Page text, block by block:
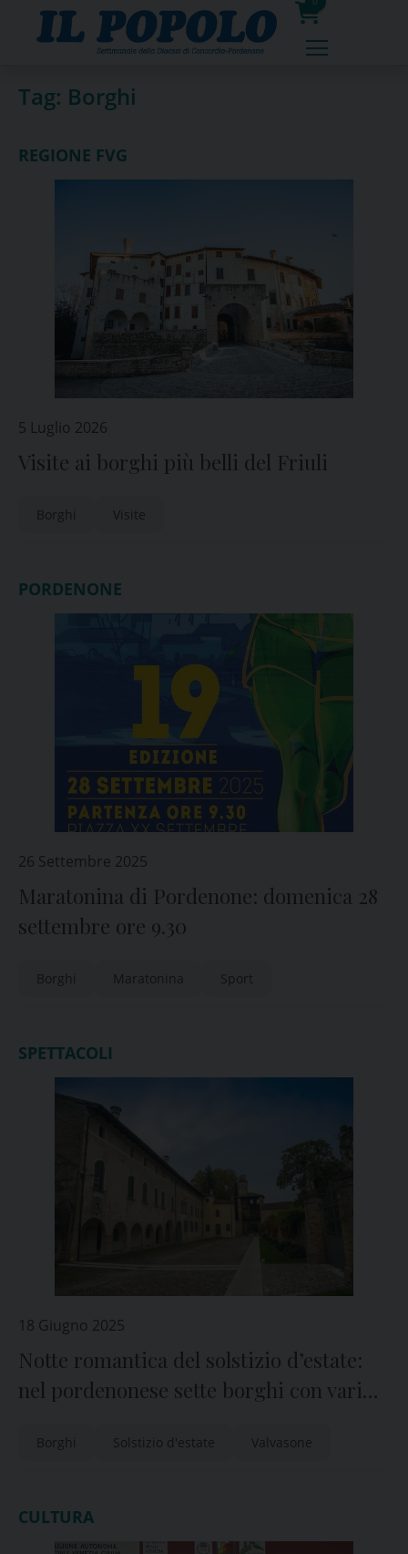
0
prodotti
Tag: Borghi
REGIONE FVG
5 Luglio 2026
Visite ai borghi più belli del Friuli
Borghi Visite
PORDENONE
26 Settembre 2025
Maratonina di Pordenone: domenica 28
settembre ore 9.30
Borghi Maratonina Sport
SPETTACOLI
18 Giugno 2025
Notte romantica del solstizio d’estate:
nel pordenonese sette borghi con vari
Borghi Solstizio d'estate Valvasone
CULTURA